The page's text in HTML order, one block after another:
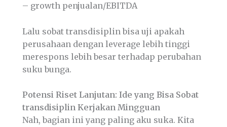
– growth penjualan/EBITDA
Lalu sobat transdisiplin bisa uji apakah
perusahaan dengan leverage lebih tinggi
merespons lebih besar terhadap perubahan
suku bunga.
Potensi Riset Lanjutan: Ide yang Bisa Sobat
transdisiplin Kerjakan Mingguan
Nah, bagian ini yang paling aku suka. Kita